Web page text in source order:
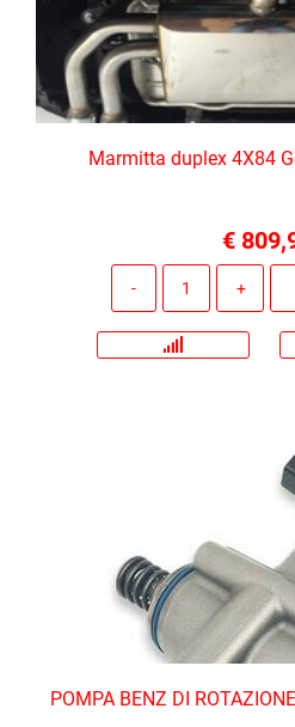
Marmitta duplex 4X84
€
POMPA BENZ DI